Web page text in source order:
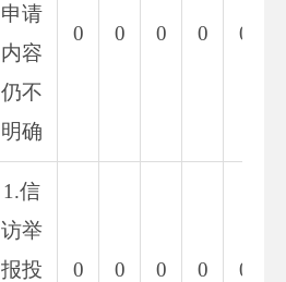
申请
内容
仍不
明确
0 0 0 0 0
1.信
访举
报投
0 0 0 0 0